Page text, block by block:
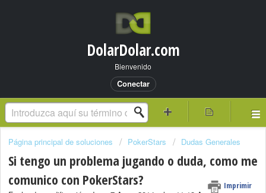
DolarDolar.com
Bienvenido
Conectar
Página principal de soluciones PokerStars Dudas Generales
Si tengo un problema jugando o duda, como me
comunico con PokerStars?
Imprimir